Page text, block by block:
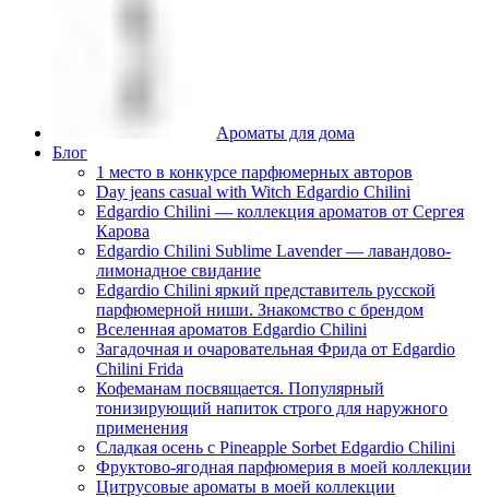
Ароматы для дома
Блог
1 место в конкурсе парфюмерных авторов
Day jeans casual with Witch Edgardio Chilini
Edgardio Chilini — коллекция ароматов от Сергея
Карова
Edgardio Chilini Sublime Lavender — лавандово-
лимонадное свидание
Edgardio Chilini яркий представитель русской
парфюмерной ниши. Знакомство с брендом
Вселенная ароматов Edgardio Chilini
Загадочная и очаровательная Фрида от Edgardio
Chilini Frida
Кофеманам посвящается. Популярный
тонизирующий напиток строго для наружного
применения
Сладкая осень с Pineapple Sorbet Edgardio Chilini
Фруктово-ягодная парфюмерия в моей коллекции
​Цитрусовые ароматы в моей коллекции